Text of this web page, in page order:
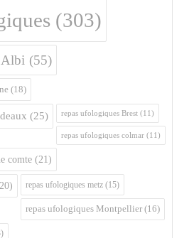
(303)
Albi (55)
(18)
(25) repas ufologiques Brest (11)
repas ufologiques colmar (11)
comte (21)
repas ufologiques metz (15)
repas ufologiques Montpellier (16)